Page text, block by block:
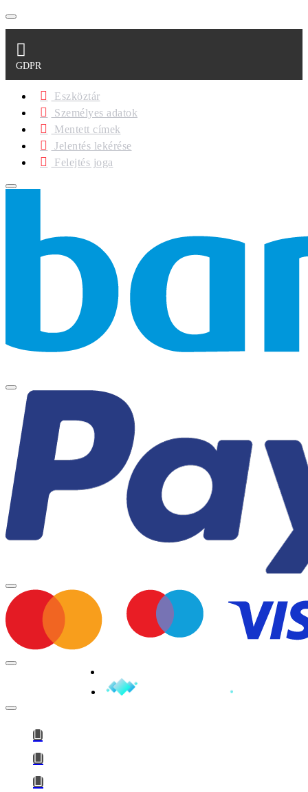
GDPR
Eszköztár
Személyes adatok
Mentett címek
Jelentés lekérése
Felejtés joga